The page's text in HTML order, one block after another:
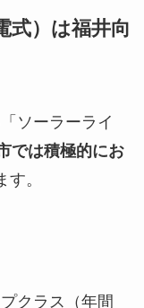
式）は福井向
ソーラーライ
では積極的にお
。
クラス（年間